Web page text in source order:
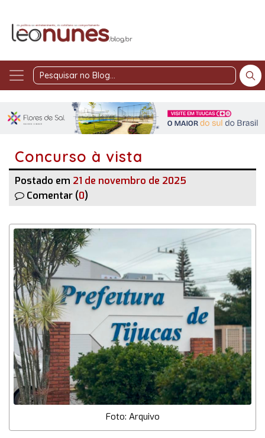
Pesquisar
Blog
Concurso à vista
Postado em 21 de novembro de 2025
Comentar (0)
Foto: Arquivo